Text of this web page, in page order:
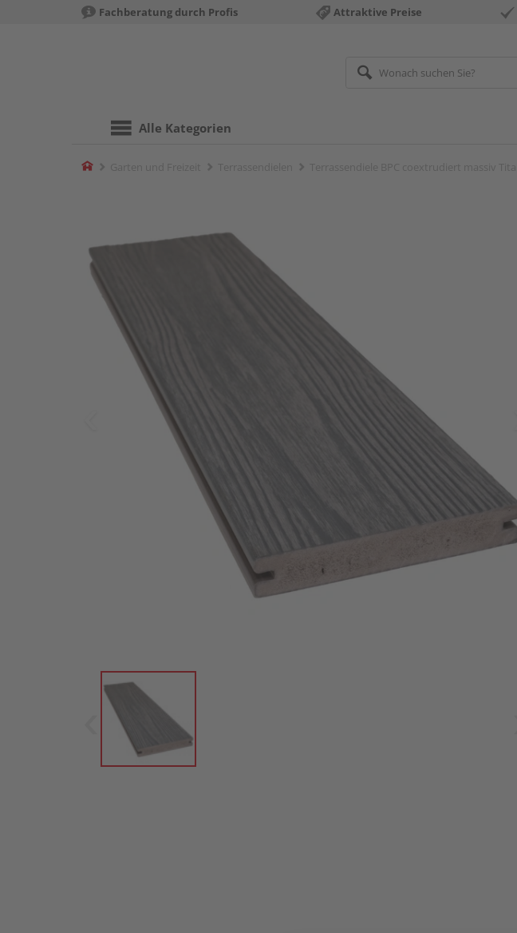
Fachberatung durch Profis Attraktive Preise
Alle Kategorien
Home